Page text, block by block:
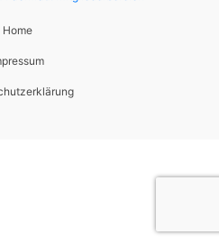
Home